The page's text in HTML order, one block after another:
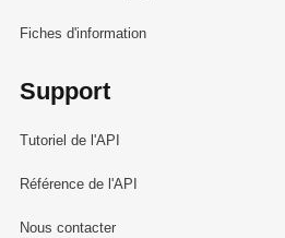
Fiches d'information
Support
Tutoriel de l'API
Référence de l'API
Nous contacter